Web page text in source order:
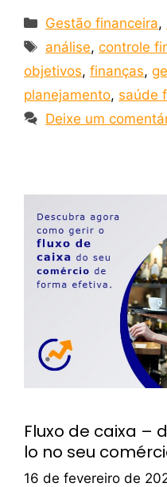
Gestão financeira,
análise,controle
objetivos, finanças,
planejamento, saúde
Deixe um
Fluxo de caixa –
lo no seu
16 de fevereiro de